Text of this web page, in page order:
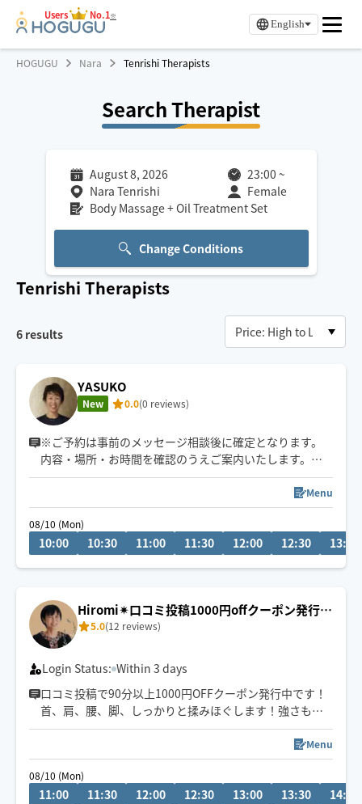
Users No.1※
English
HOGUGU Nara Tenrishi Therapists
Search Therapist
August 8, 2026 23:00 ~
Nara Tenrishi
Female
Body Massage + Oil Treatment Set
Change Conditions
Tenrishi Therapists
6 results
YASUKO
New 0.0(0 reviews)
※ご予約は事前のメッセージ相談後に確定となります。
内容・場所・お時間を確認のうえご案内いたします。
女性専用。
ゆっくり丁寧に、今のお身体に合わせた施術を心がけて
います。強さの調整もお気軽にお伝えください。
Menu
08/10 (Mon)
10:00 10:30 11:00 11:30 12:00 12:30 13:00
Hiromi✴︎口コミ投稿1000円offクーポン発行
中！
5.0(12 reviews)
Login Status: Within 3 days
口コミ投稿で90分以上1000円OFFクーポン発行中です！
首、肩、腰、脚、しっかりと揉みほぐします！強さもお
好みありましたら都度お申し付け下さいね♪
※日曜日、祝日の当日予約はお受けしておりません🙇‍♀️
※平日の当日予約の場合、一度ご希望のお時間にご予約
頂き、チャットにてお時間ご相談させて下さい。
Menu
08/10 (Mon)
11:00 11:30 12:00 12:30 13:00 13:30 14:00